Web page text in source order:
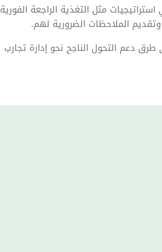
مثل التغذية الراجعة الفورية
الملاحظات الضرورية لهم.
دعم التحول الناجح نحو إدارة تجارب